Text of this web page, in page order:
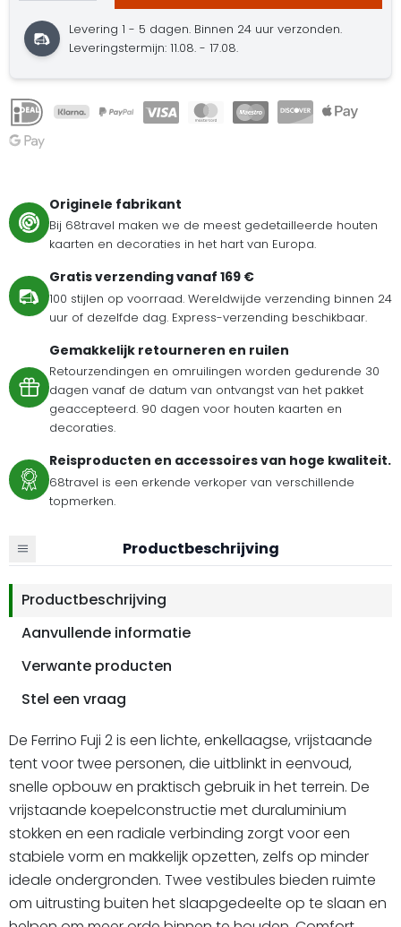
Levering 1 - 5 dagen. Binnen 24 uur verzonden.
Leveringstermijn: 11.08. - 17.08.
Originele fabrikant
Bij 68travel maken we de meest gedetailleerde houten
kaarten en decoraties in het hart van Europa.
Gratis verzending vanaf 169 €
100 stijlen op voorraad. Wereldwijde verzending binnen 24
uur of dezelfde dag. Express-verzending beschikbaar.
Gemakkelijk retourneren en ruilen
Retourzendingen en omruilingen worden gedurende 30
dagen vanaf de datum van ontvangst van het pakket
geaccepteerd. 90 dagen voor houten kaarten en
decoraties.
Reisproducten en accessoires van hoge kwaliteit.
68travel is een erkende verkoper van verschillende
topmerken.
Productbeschrijving
Productbeschrijving
Aanvullende informatie
Verwante producten
Stel een vraag
De Ferrino Fuji 2 is een lichte, enkellaagse, vrijstaande
tent voor twee personen, die uitblinkt in eenvoud,
snelle opbouw en praktisch gebruik in het terrein. De
vrijstaande koepelconstructie met duraluminium
stokken en een radiale verbinding zorgt voor een
stabiele vorm en makkelijk opzetten, zelfs op minder
ideale ondergronden. Twee vestibules bieden ruimte
om uitrusting buiten het slaapgedeelte op te slaan en